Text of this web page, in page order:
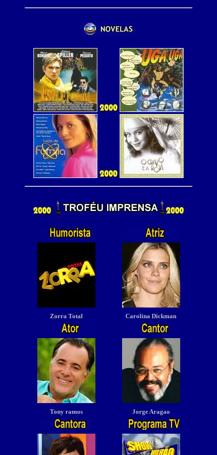
Zorra Total Carolina Dickman
Tony ramos Jorge Aragao